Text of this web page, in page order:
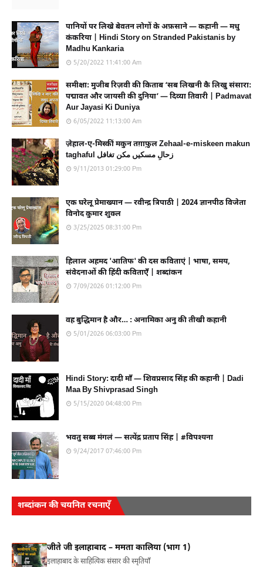
पानियों पर लिखे बेवतन लोगों के अफ़साने — कहानी — मधु
कंकरिया | Hindi Story on Stranded Pakistanis by
Madhu Kankaria
5/20/2022 11:41:00 Am
समीक्षा: मुजीब रिज़वी की किताब ‘सब लिखनी कै लिखु संसारा:
पद्मावत और जायसी की दुनिया’ — दिव्या तिवारी | Padmavat
Aur Jayasi Ki Duniya
6/05/2022 11:13:00 Am
ज़ेहाल-ए-मिस्कीं मकुन तग़ाफ़ुल Zehaal-e-miskeen makun
taghaful زحالِ مسکیں مکن تغافل
9/11/2013 01:29:00 Pm
एक घरेलू प्रेमाख्यान — रवीन्द्र त्रिपाठी | 2024 ज्ञानपीठ विजेता
विनोद कुमार शुक्ल
3/25/2025 08:31:00 Pm
हिलाल अहमद 'आतिफ' की दस कविताएं | भाषा, समय,
संवेदनाओं की हिंदी कविताएँ | शब्दांकन
7/09/2026 01:12:00 Pm
वह बुद्धिमान है और… : अनामिका अनु की तीखी कहानी
5/01/2026 06:03:00 Pm
Hindi Story: दादी माँ — शिवप्रसाद सिंह की कहानी | Dadi
Maa By Shivprasad Singh
5/15/2020 04:48:00 Pm
भवतु सब्ब मंगलं — सत्येंद्र प्रताप सिंह | #विपश्यना
9/24/2017 07:46:00 Pm
शब्दांकन की चयनित रचनाएँ
जीते जी इलाहाबाद – ममता कालिया (भाग 1)
इलाहाबाद के साहित्यिक संसार की स्मृतियाँ